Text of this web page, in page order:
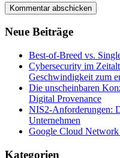
Neue Beiträge
Best-of-Breed vs.
Cybersecurity im
Geschwindigkeit zum
Die unscheinbaren
Digital Provenance
NIS2-Anforderungen:
Unternehmen
Google Cloud
Kategorien